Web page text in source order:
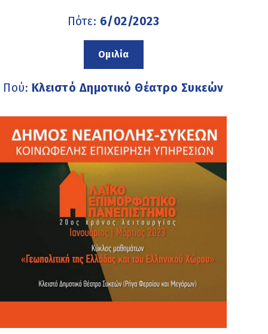
Πότε: 6/02/2023
Ομιλία
Πού: Κλειστό Δημοτικό Θέατρο Συκεών